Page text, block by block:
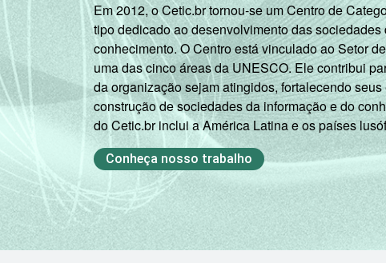
Em 2012, o Cetic.br tornou-se um Centro de
tipo dedicado ao desenvolvimento das sociedades
conhecimento. O Centro está vinculado ao Setor
uma das cinco áreas da UNESCO. Ele contribui
da organização sejam atingidos, fortalecendo
construção de sociedades da informação e do
do Cetic.br inclui a América Latina e os países
Conheça nosso trabalho